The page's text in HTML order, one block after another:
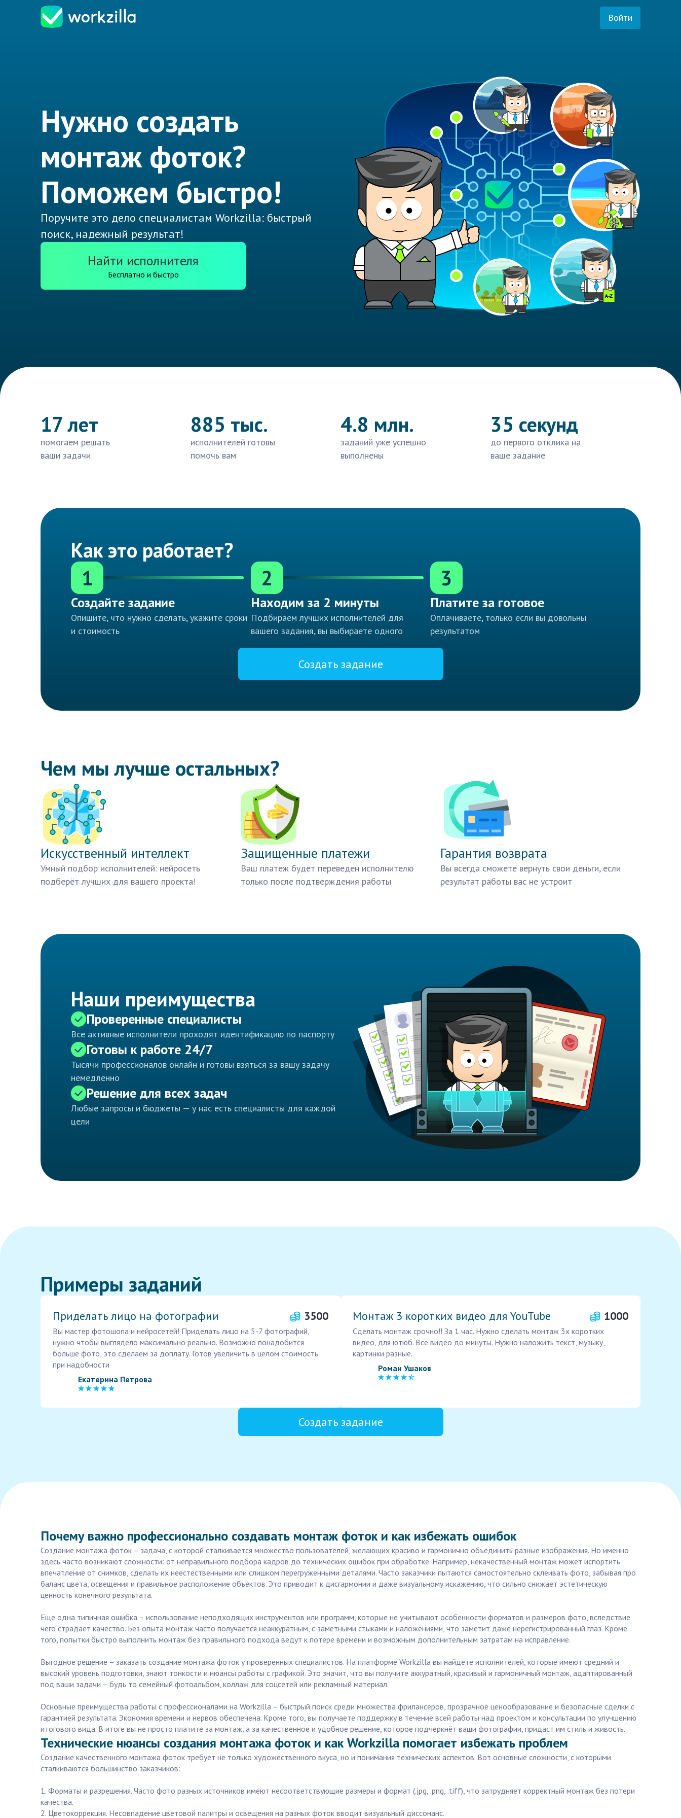
Войти
Нужно создать
монтаж фоток?
Поможем быстро!
Поручите это дело специалистам Workzilla: быстрый
поиск, надежный результат!
Найти исполнителя
Бесплатно и быстро
17 лет
помогаем решать
ваши задачи
885 тыс.
исполнителей готовы
помочь вам
4.8 млн.
заданий уже успешно
выполнены
35 секунд
до первого отклика на
ваше задание
Как это работает?
1
Создайте задание
Опишите, что нужно сделать, укажите сроки
и стоимость
2
Находим за 2 минуты
Подбираем лучших исполнителей для
вашего задания, вы выбираете одного
3
Платите за готовое
Оплачиваете, только если вы довольны
результатом
Создать задание
Чем мы лучше остальных?
Искусственный интеллект
Умный подбор исполнителей: нейросеть
подберёт лучших для вашего проекта!
Защищенные платежи
Ваш платеж будет переведен исполнителю
только после подтверждения работы
Гарантия возврата
Вы всегда сможете вернуть свои деньги, если
результат работы вас не устроит
Наши преимущества
Проверенные специалисты
Все активные исполнители проходят идентификацию по паспорту
Готовы к работе 24/7
Тысячи профессионалов онлайн и готовы взяться за вашу задачу
немедленно
Решение для всех задач
Любые запросы и бюджеты — у нас есть специалисты для каждой
цели
Примеры заданий
Приделать лицо на фотографии 3500
Вы мастер фотошопа и нейросетей! Приделать лицо на 5-7 фотографий,
нужно чтобы выглядело максимально реально. Возможно понадобится
больше фото, это сделаем за доплату. Готов увеличить в целом стоимость
при надобности
Екатерина Петрова
Монтаж 3 коротких видео для YouTube 1000
Сделать монтаж срочно!! За 1 час. Нужно сделать монтаж 3х коротких
видео, для ютюб. Все видео до минуты. Нужно наложить текст, музыку,
картинки разные.
Роман Ушаков
Создать задание
Почему важно профессионально создавать монтаж фоток и как избежать ошибок
Создание монтажа фоток – задача, с которой сталкивается множество пользователей, желающих красиво и гармонично объединить разные изображения. Но именно
здесь часто возникают сложности: от неправильного подбора кадров до технических ошибок при обработке. Например, некачественный монтаж может испортить
впечатление от снимков, сделать их неестественными или слишком перегруженными деталями. Часто заказчики пытаются самостоятельно склеивать фото, забывая про
баланс цвета, освещения и правильное расположение объектов. Это приводит к дисгармонии и даже визуальному искажению, что сильно снижает эстетическую
ценность конечного результата.
Еще одна типичная ошибка – использование неподходящих инструментов или программ, которые не учитывают особенности форматов и размеров фото, вследствие
чего страдает качество. Без опыта монтаж часто получается неаккуратным, с заметными стыками и наложениями, что заметит даже нерегистрированный глаз. Кроме
того, попытки быстро выполнить монтаж без правильного подхода ведут к потере времени и возможным дополнительным затратам на исправление.
Выгодное решение – заказать создание монтажа фоток у проверенных специалистов. На платформе Workzilla вы найдете исполнителей, которые имеют средний и
высокий уровень подготовки, знают тонкости и нюансы работы с графикой. Это значит, что вы получите аккуратный, красивый и гармоничный монтаж, адаптированный
под ваши задачи – будь то семейный фотоальбом, коллаж для соцсетей или рекламный материал.
Основные преимущества работы с профессионалами на Workzilla – быстрый поиск среди множества фрилансеров, прозрачное ценообразование и безопасные сделки с
гарантией результата. Экономия времени и нервов обеспечена. Кроме того, вы получаете поддержку в течение всей работы над проектом и консультации по улучшению
итогового вида. В итоге вы не просто платите за монтаж, а за качественное и удобное решение, которое подчеркнёт ваши фотографии, придаст им стиль и живость.
Технические нюансы создания монтажа фоток и как Workzilla помогает избежать проблем
Создание качественного монтажа фоток требует не только художественного вкуса, но и понимания технических аспектов. Вот основные сложности, с которыми
сталкиваются большинство заказчиков:
1. Форматы и разрешения. Часто фото разных источников имеют несоответствующие размеры и формат (.jpg, .png, .tiff), что затрудняет корректный монтаж без потери
качества.
2. Цветокоррекция. Несовпадение цветовой палитры и освещения на разных фоток вводит визуальный диссонанс.